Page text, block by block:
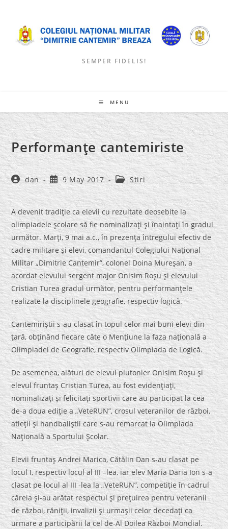
content
SEMPER FIDELIS!
MENU
Performanţe cantemiriste
Post
author:
dan
Post
published:
9 May 2017
Post
category:
Stiri
A devenit tradiţie ca elevii cu rezultate deosebite la
olimpiadele şcolare să fie nominalizaţi şi înaintaţi în gradul
următor. Marţi, 9 mai a.c., în prezenţa întregului efectiv de
cadre militare şi elevi, comandantul Colegiului Naţional
Militar „Dimitrie Cantemir”, colonel Doina Mureşan, a
acordat elevului sergent major Onisim Roşu şi elevului
Cristian Turea gradul următor, pentru performanţele
realizate la disciplinele geografie, respectiv logică.
Cantemiriştii s-au clasat în topul celor mai buni elevi din
ţară, obţinând fiecare câte o Menţiune la faza naţională a
Olimpiadei de Geografie, respectiv Olimpiada de Logică.
De asemenea, alături de elevul plutonier Onisim Roşu şi
elevul fruntaş Cristian Turea, au fost evidenţiaţi,
nominalizaţi şi felicitaţi sportivii care au participat la cea
de-a doua ediţie a „VeteRUN”, crosul veteranilor de război,
atleţii şi handbaliştii care s-au remarcat la Olimpiada
Naţională a Sportului Şcolar.
Elevii fruntaş Andrei Marica, Cătălin Dan s-au clasat pe
locul I, respectiv locul al III –lea, iar elev Maria Daria Ion s-a
clasat pe locul al III -lea la „VeteRUN”, competiţie în cadrul
căreia şi-au arătat respectul şi preţuirea pentru veteranii
de război, răniţii, invalizii şi urmaşii celor decedaţi ca
urmare a participării la cel de-Al Doilea Război Mondial.